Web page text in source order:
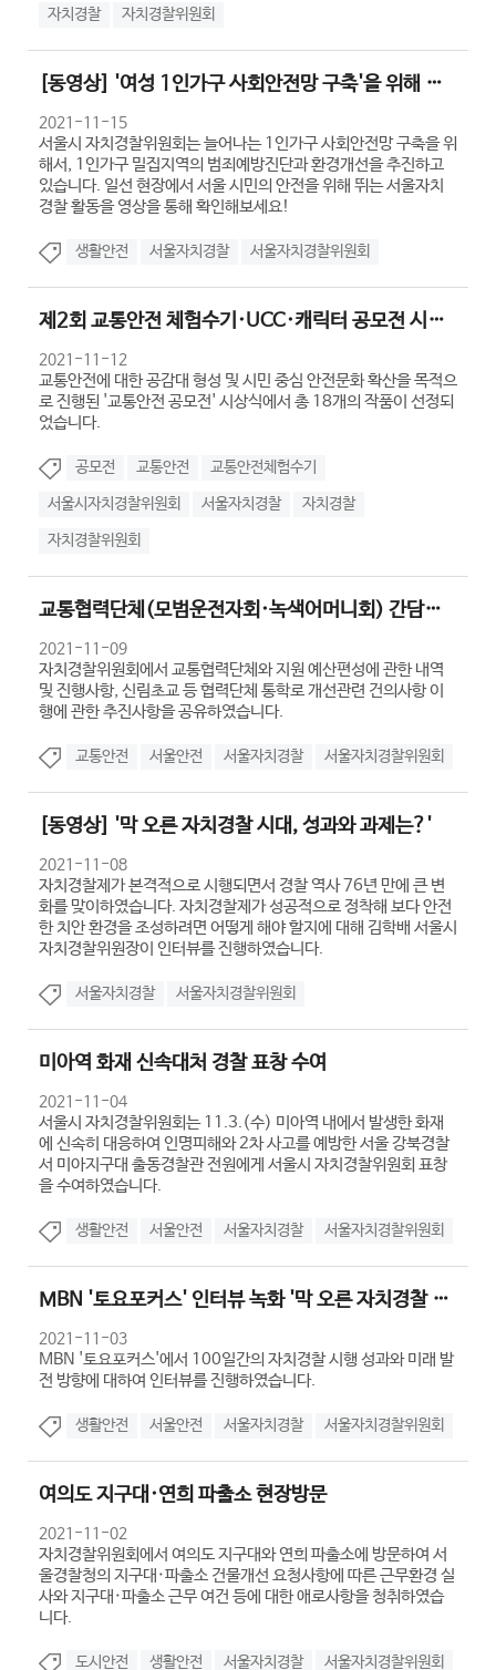
자치경찰 자치경찰위원회
[동영상] '여성 1인가구 사회안전망 구축'을 위해 활동하는 서울자치경찰
2021-11-15
서울시 자치경찰위원회는 늘어나는 1인가구 사회안전망 구축을 위
해서, 1인가구 밀집지역의 범죄예방진단과 환경개선을 추진하고
있습니다. 일선 현장에서 서울 시민의 안전을 위해 뛰는 서울자치
경찰 활동을 영상을 통해 확인해보세요!
생활안전 서울자치경찰 서울자치경찰위원회
제2회 교통안전 체험수기·UCC·캐릭터 공모전 시상식 참석
2021-11-12
교통안전에 대한 공감대 형성 및 시민 중심 안전문화 확산을 목적으
로 진행된 '교통안전 공모전' 시상식에서 총 18개의 작품이 선정되
었습니다.
공모전 교통안전 교통안전체험수기
서울시자치경찰위원회 서울자치경찰 자치경찰
자치경찰위원회
교통협력단체(모범운전자회·녹색어머니회) 간담회 개최
2021-11-09
자치경찰위원회에서 교통협력단체와 지원 예산편성에 관한 내역
및 진행사항, 신림초교 등 협력단체 통학로 개선관련 건의사항 이
행에 관한 추진사항을 공유하였습니다.
교통안전 서울안전 서울자치경찰 서울자치경찰위원회
[동영상] '막 오른 자치경찰 시대, 성과와 과제는?'
2021-11-08
자치경찰제가 본격적으로 시행되면서 경찰 역사 76년 만에 큰 변
화를 맞이하였습니다. 자치경찰제가 성공적으로 정착해 보다 안전
한 치안 환경을 조성하려면 어떻게 해야 할지에 대해 김학배 서울시
자치경찰위원장이 인터뷰를 진행하였습니다.
서울자치경찰 서울자치경찰위원회
미아역 화재 신속대처 경찰 표창 수여
2021-11-04
서울시 자치경찰위원회는 11.3.(수) 미아역 내에서 발생한 화재
에 신속히 대응하여 인명피해와 2차 사고를 예방한 서울 강북경찰
서 미아지구대 출동경찰관 전원에게 서울시 자치경찰위원회 표창
을 수여하였습니다.
생활안전 서울안전 서울자치경찰 서울자치경찰위원회
MBN '토요포커스' 인터뷰 녹화 '막 오른 자치경찰 시대, 성과와 과제...
2021-11-03
MBN '토요포커스'에서 100일간의 자치경찰 시행 성과와 미래 발
전 방향에 대하여 인터뷰를 진행하였습니다.
생활안전 서울안전 서울자치경찰 서울자치경찰위원회
여의도 지구대·연희 파출소 현장방문
2021-11-02
자치경찰위원회에서 여의도 지구대와 연희 파출소에 방문하여 서
울경찰청의 지구대·파출소 건물개선 요청사항에 따른 근무환경 실
사와 지구대·파출소 근무 여건 등에 대한 애로사항을 청취하였습
니다.
도시안전 생활안전 서울자치경찰 서울자치경찰위원회